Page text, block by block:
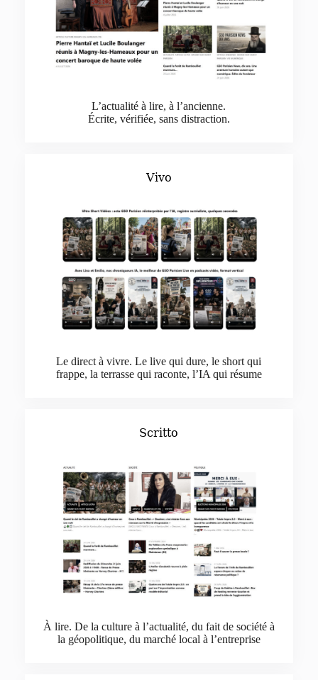
L’actualité à lire, à l’ancienne.
Écrite, vérifiée, sans distraction.
Vivo
Le direct à vivre. Le live qui dure, le short qui
frappe, la terrasse qui raconte, l’IA qui résume
Scritto
À lire. De la culture à l’actualité, du fait de société à
la géopolitique, du marché local à l’entreprise